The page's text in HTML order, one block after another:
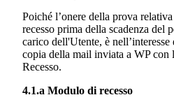
Poiché l’onere della prova
recesso prima della scadenza del
carico dell'Utente, è nell’interesse
copia della mail inviata a WP con
Recesso.
4.1.a Modulo di recesso